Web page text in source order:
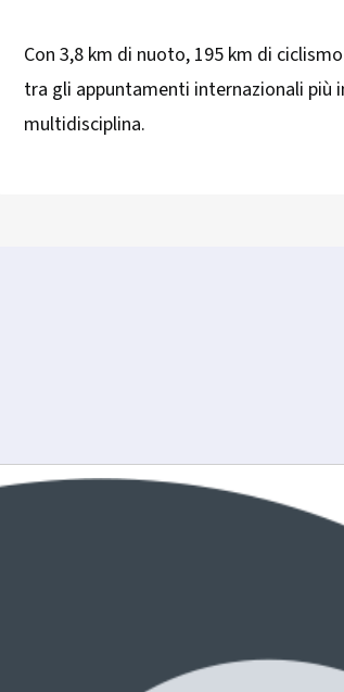
Con 3,8 km di nuoto, 195 km di
tra gli appuntamenti internazionali più
multidisciplina.